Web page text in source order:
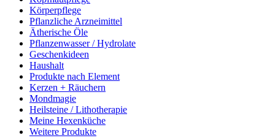
Körperpflege
Pflanzliche Arzneimittel
Ätherische Öle
Pflanzenwasser / Hydrolate
Geschenkideen
Haushalt
Produkte nach Element
Kerzen + Räuchern
Mondmagie
Heilsteine / Lithotherapie
Meine Hexenküche
Weitere Produkte